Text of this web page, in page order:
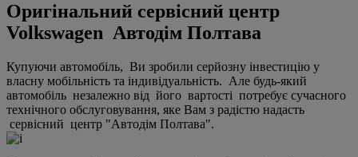
Оригінальний сервісний центр
Volkswagen Автодім Полтава
Купуючи автомобіль, Ви зробили серйозну інвестицію у
власну мобільність та індивідуальність. Але будь-який
автомобіль незалежно від його вартості потребує сучасного
технічного обслуговування, яке Вам з радістю надасть
сервісний центр "Автодім Полтава".